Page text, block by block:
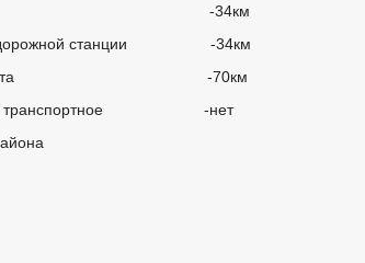
центра -34км
станции -34км
аэропорта -70км
транспортное -нет